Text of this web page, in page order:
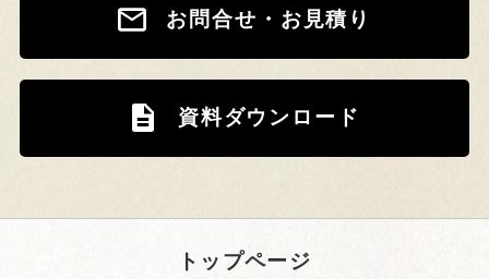
お問合せ・お見積り
資料ダウンロード
トップページ